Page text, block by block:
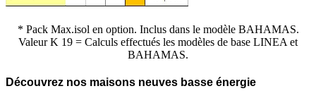
* Pack Max.isol en option. Inclus dans le modèle BAHAMAS.
Valeur K 19 = Calculs effectués les modèles de base LINEA et
BAHAMAS.
Découvrez nos maisons neuves basse énergie